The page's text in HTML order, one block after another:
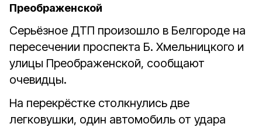
Преображенской
Серьёзное ДТП произошло в Белгороде на
пересечении проспекта Б. Хмельницкого и
улицы Преображенской, сообщают
очевидцы.
На перекрёстке столкнулись две
легковушки, один автомобиль от удара